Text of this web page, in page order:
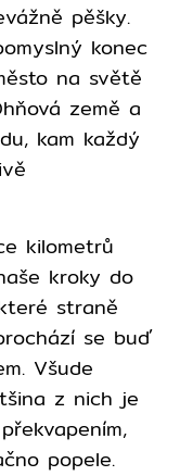
pěšky.
konec
na světě
země a
kam každý
kilometrů
kroky do
straně
se buď
Všude
z nich je
popele.